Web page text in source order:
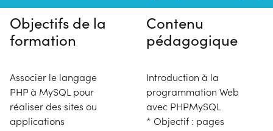
Objectifs de la
formation
Associer le langage
PHP à MySQL pour
réaliser des sites ou
applications
Contenu
pédagogique
Introduction à la
programmation Web
avec PHPMySQL
* Objectif : pages